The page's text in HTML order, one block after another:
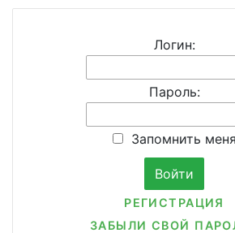
Логин:
Пароль:
Запомнить меня
РЕГИСТРАЦИЯ
ЗАБЫЛИ СВОЙ